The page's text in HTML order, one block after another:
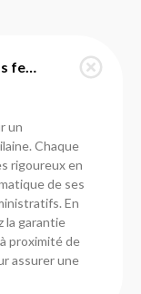
Comment sont sélectionnées vos femmes de ménage en Ille-et-Vilaine ?
un
Chaque
rigoureux en
de ses
En
la garantie
proximité de
assurer une